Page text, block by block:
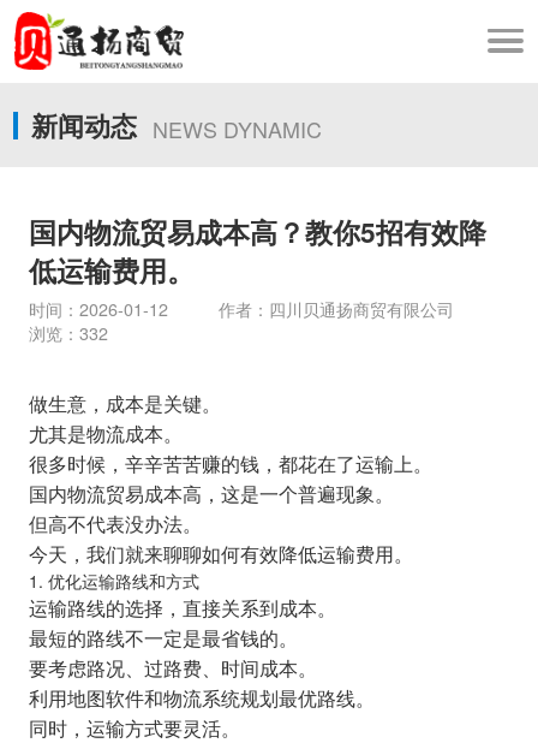
新闻动态 NEWS DYNAMIC
国内物流贸易成本高？教你5招有效降
低运输费用。
时间：2026-01-12 作者：四川贝通扬商贸有限公司
浏览：332
做生意，成本是关键。
尤其是物流成本。
很多时候，辛辛苦苦赚的钱，都花在了运输上。
国内物流贸易成本高，这是一个普遍现象。
但高不代表没办法。
今天，我们就来聊聊如何有效降低运输费用。
1. 优化运输路线和方式
运输路线的选择，直接关系到成本。
最短的路线不一定是最省钱的。
要考虑路况、过路费、时间成本。
利用地图软件和物流系统规划最优路线。
同时，运输方式要灵活。